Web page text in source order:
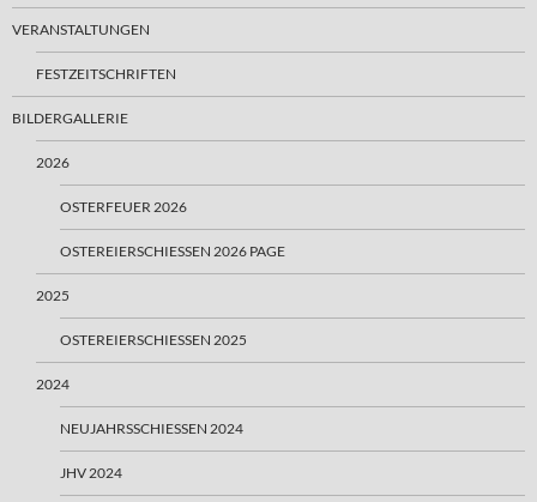
VERANSTALTUNGEN
FESTZEITSCHRIFTEN
BILDERGALLERIE
2026
OSTERFEUER 2026
OSTEREIERSCHIESSEN 2026 PAGE
2025
OSTEREIERSCHIESSEN 2025
2024
NEUJAHRSSCHIESSEN 2024
JHV 2024